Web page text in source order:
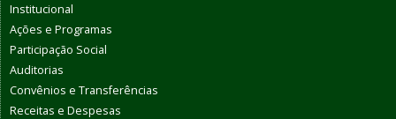
Institucional
Ações e Programas
Participação Social
Auditorias
Convênios e Transferências
Receitas e Despesas